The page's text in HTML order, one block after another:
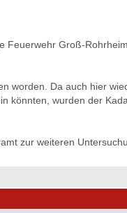
Feuerwehr Groß-
worden. Da auch hier
könnten, wurden der
zur weiteren